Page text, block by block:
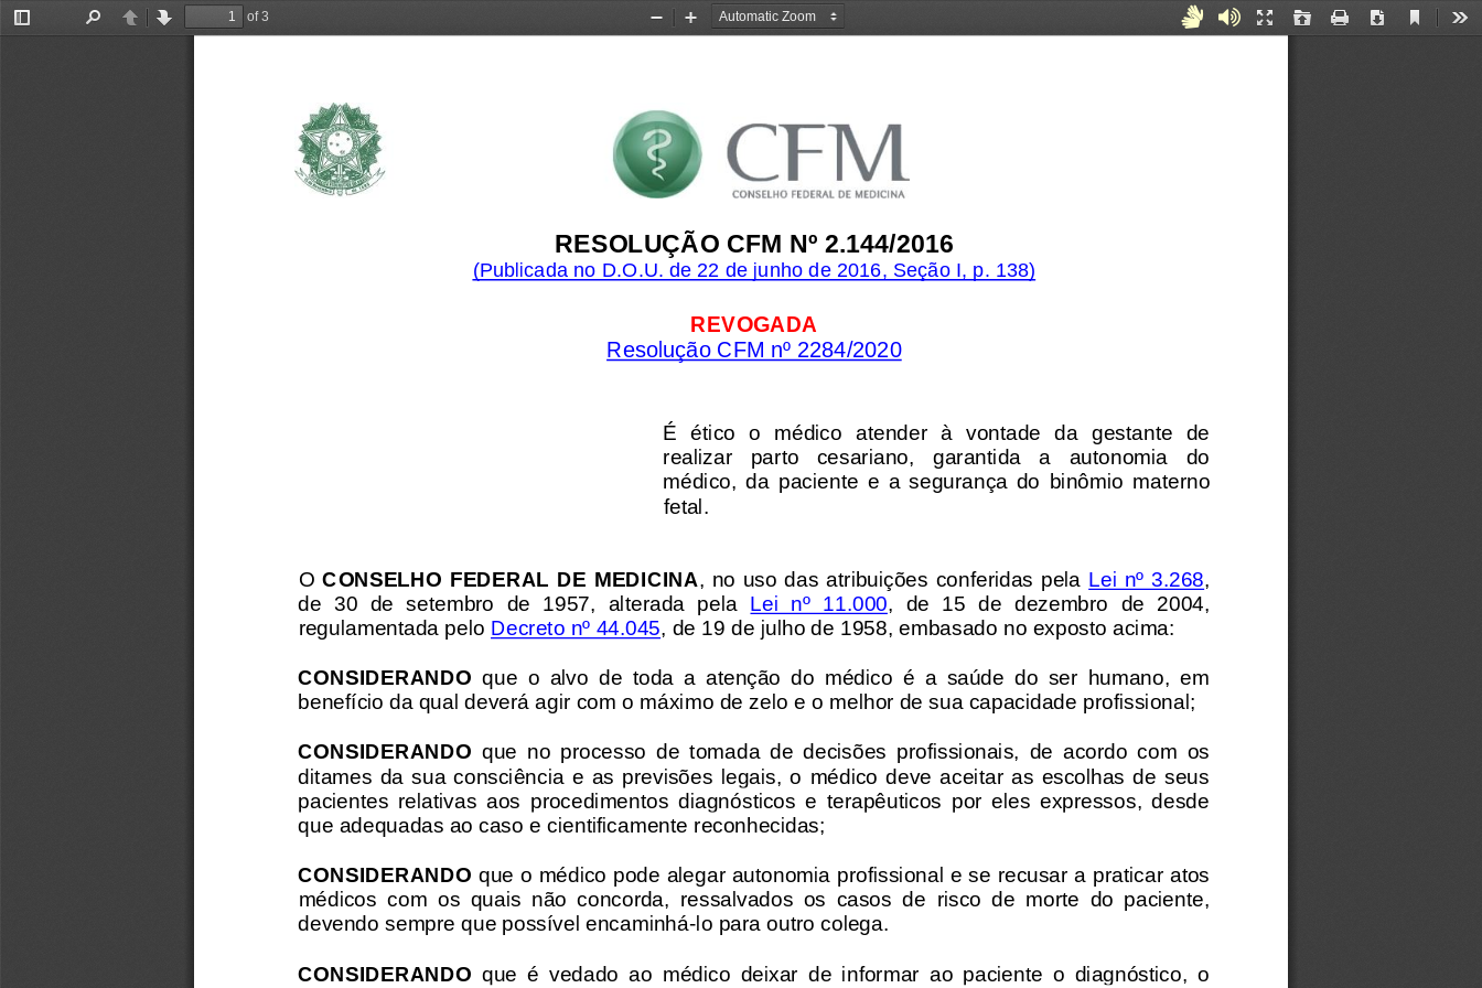
Toggle
PreviousNext
of 3
Acessibilidade
Áudiodescrição
Presentation
Open Print Download
Current
Zoom
Zoom
RESOLUÇÃO CFM Nº 2.144/2016
(Publicada no D.O.U. de 22 de junho de 2016 , Seção I, p. 138)
REVOGADA
Resolução CFM nº 2284/2020
É  ético  o  médico  atender  à  vontade  da  gestante  de
realizar   parto   cesariano,   garantida   a   autonomia   do
médico,  da  paciente  e  a  segurança  do binômio  materno
fetal.
O CONSELHO  FEDERAL  DE  MEDICINA ,  no uso  das  atribuições  conferidas  pela Lei  nº  3.268
de  30  de  setembro  de  1957,  alterada  pela
Lei  nº  11.000 ,  de  15  de  dezembro  de  2004,
regulamentada pelo Decreto nº 44.045 , de 19 de julho de 1958, embasado no exposto acima:
CONSIDERANDO que  o  alvo  de  toda  a  atenção  do  médico  é  a  saúde  do  ser  humano,  em
benefício da qual deverá agir com o máximo de zelo e o melhor de sua capacidade profissional;
CONSIDERANDO que no  processo  de  tomada  de  decisões  profissionais,  de  acordo  com  os
ditames  da  sua  consciência  e  as  previsões  legais,  o  médico  deve  aceitar  as  escolhas  de  seus
pacientes  relativas  aos  procedimentos  diagnósticos  e  terapêuticos  por  eles  expressos,  desde
que adequadas ao caso e cientificamente reconhecidas;
CONSIDERANDO que o médico pode alegar autonomia profissional e se recusar a praticar atos
médicos  com  os  quais  não  concorda,  ressalvados  os  casos  de risco  de  morte  do  paciente,
devendo sempre que possível encaminhá-lo para outro colega.
CONSIDERANDO que  é  vedado  ao  médico  deixar  de  informar  ao  paciente  o  diagnóstico,  o